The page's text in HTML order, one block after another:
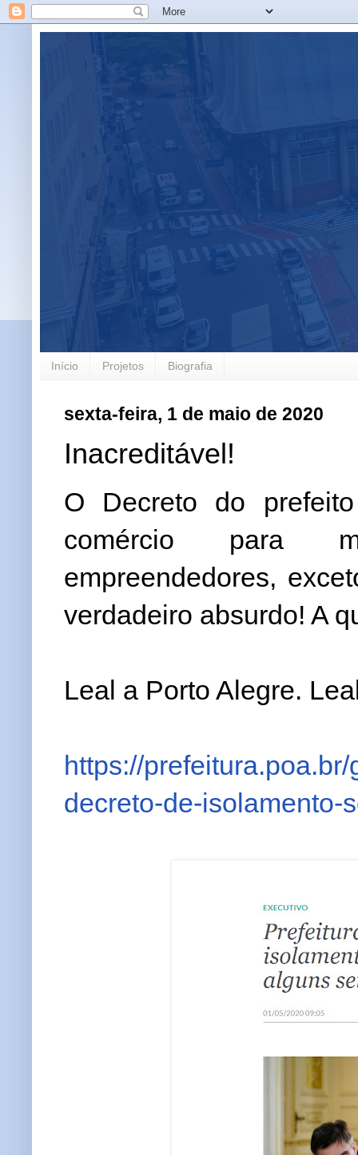
Início Projetos Biografia
sexta-feira, 1 de maio de 2020
Inacreditável!
O Decreto do
comércio para
empreendedores,
verdadeiro absurdo! A
Leal a Porto Alegre.
https://
decreto-de-isolamento-